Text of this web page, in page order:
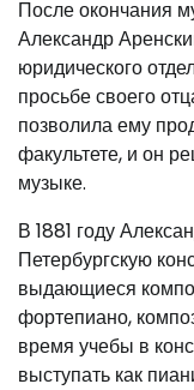
После окончания
Александр
юридического
просьбе своего
позволила ему
факультете, и он
музыке.
В 1881 году
Петербургскую
выдающиеся
фортепиано,
время учебы в
выступать как